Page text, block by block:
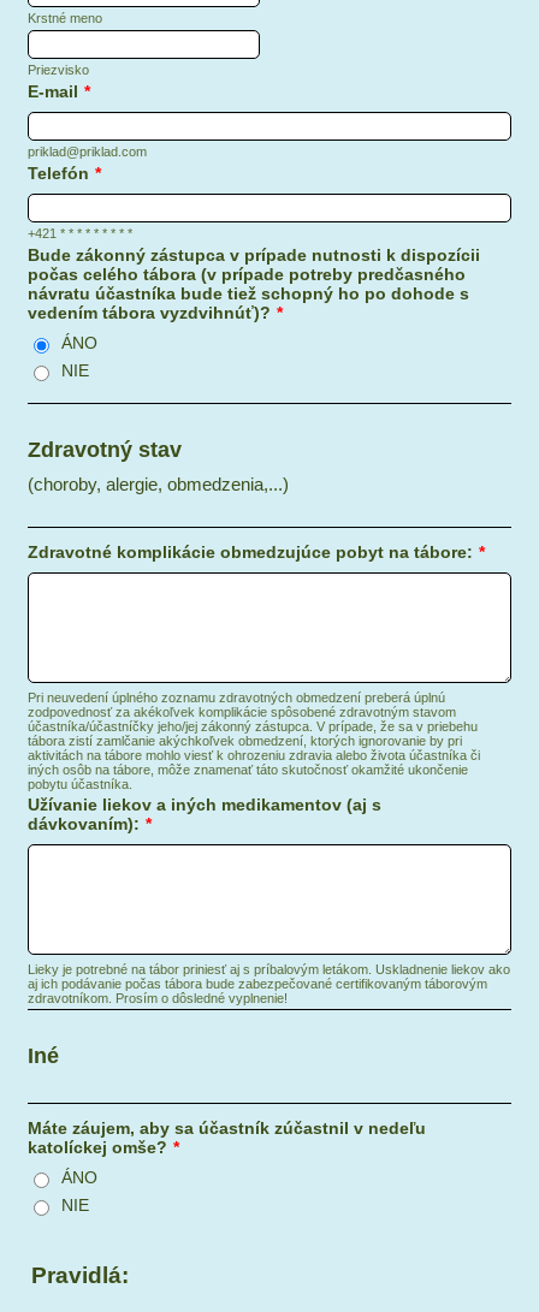
Krstné meno
Priezvisko
E-mail *
priklad@priklad.com
Telefón *
+421 * * * * * * * * *
Bude zákonný zástupca v prípade nutnosti k dispozícii
počas celého tábora (v prípade potreby predčasného
návratu účastníka bude tiež schopný ho po dohode s
vedením tábora vyzdvihnúť)? *
ÁNO
NIE
Zdravotný stav
(choroby, alergie, obmedzenia,...)
Zdravotné komplikácie obmedzujúce pobyt na tábore: *
Pri neuvedení úplného zoznamu zdravotných obmedzení preberá úplnú
zodpovednosť za akékoľvek komplikácie spôsobené zdravotným stavom
účastníka/účastníčky jeho/jej zákonný zástupca. V prípade, že sa v priebehu
tábora zistí zamlčanie akýchkoľvek obmedzení, ktorých ignorovanie by pri
aktivitách na tábore mohlo viesť k ohrozeniu zdravia alebo života účastníka či
iných osôb na tábore, môže znamenať táto skutočnosť okamžité ukončenie
pobytu účastníka.
Užívanie liekov a iných medikamentov (aj s
dávkovaním): *
Lieky je potrebné na tábor priniesť aj s príbalovým letákom. Uskladnenie liekov ako
aj ich podávanie počas tábora bude zabezpečované certifikovaným táborovým
zdravotníkom. Prosím o dôsledné vyplnenie!
Iné
Máte záujem, aby sa účastník zúčastnil v nedeľu
katolíckej omše? *
ÁNO
NIE
Pravidlá: